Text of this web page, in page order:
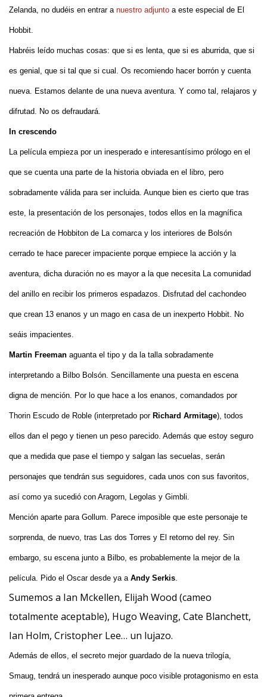
Zelanda, no dudéis en entrar a nuestro adjunto a este especial de El
Hobbit.
Habréis leído muchas cosas: que si es lenta, que si es aburrida, que si
es genial, que si tal que si cual. Os recomiendo hacer borrón y cuenta
nueva. Estamos delante de una nueva aventura. Y como tal, relajaros y
difrutad. No os defraudará.
In crescendo
La película empieza por un inesperado e interesantísimo prólogo en el
que se cuenta una parte de la historia obviada en el libro, pero
sobradamente válida para ser incluida. Aunque bien es cierto que tras
este, la presentación de los personajes, todos ellos en la magnífica
recreación de Hobbiton de La comarca y los interiores de Bolsón
cerrado te hace parecer impaciente porque empiece la acción y la
aventura, dicha duración no es mayor a la que necesita La comunidad
del anillo en recibir los primeros espadazos. Disfrutad del cachondeo
que crean 13 enanos y un mago en casa de un inexperto Hobbit. No
seáis impacientes.
Martin Freeman aguanta el tipo y da la talla sobradamente
interpretando a Bilbo Bolsón. Sencillamente una puesta en escena
digna de mención. Por lo que hace a los enanos, comandados por
Thorin Escudo de Roble (interpretado por Richard Armitage), todos
ellos dan el pego y tienen un peso parecido. Además que estoy seguro
que a medida que pase el tiempo y salgan las secuelas, serán
personajes que tendrán sus seguidores, cada unos con sus favoritos,
así como ya sucedió con Aragorn, Legolas y Gimbli.
Mención aparte para Gollum. Parece imposible que este personaje te
sorprenda, de nuevo, tras Las dos Torres y El retorno del rey. Sin
embargo, su escena junto a Bilbo, es probablemente la mejor de la
película. Pido el Oscar desde ya a Andy Serkis.
Sumemos a Ian Mckellen, Elijah Wood (cameo
totalmente aceptable), Hugo Weaving, Cate Blanchett,
Ian Holm, Cristopher Lee… un lujazo.
Además de ellos, el secreto mejor guardado de la nueva trilogía,
Smaug, tendrá un inesperado aunque poco visible protagonismo en esta